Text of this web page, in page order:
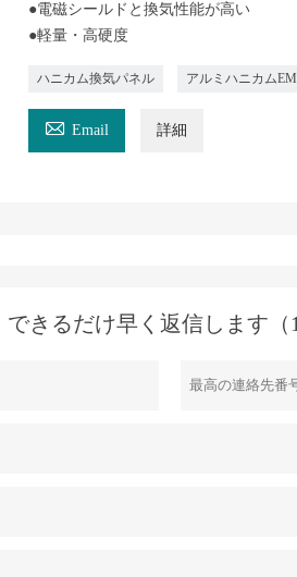
●電磁シールドと換気性能が高い
●軽量・高硬度
ハニカム換気パネル アルミハニカム
 Email 詳細
きるだけ早く返信します（